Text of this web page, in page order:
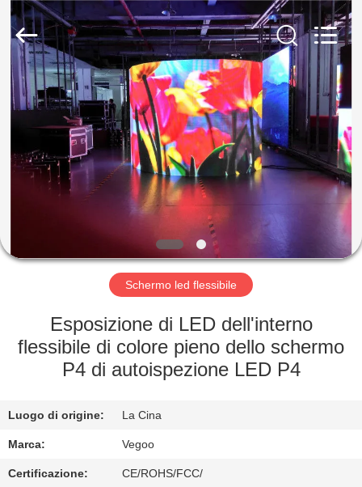
CASA.
PRODOTTI
VIDEO
DI
NOI
VISITA
ALLA
FABBRICA
CONTROLLO
DELLA
QUALITÀ
Weigu
Electronic
Technology
Co.,
Rights
Reserved.
Schermo led flessibile
Esposizione di LED dell'interno
flessibile di colore pieno dello schermo
P4 di autoispezione LED P4
Luogo di origine: La Cina
Marca: Vegoo
Certificazione: CE/ROHS/FCC/